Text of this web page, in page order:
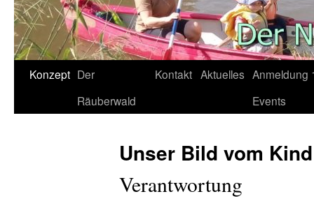
Konzept Der
Räuberwald
Kontakt Aktuelles Anmeldung
Events
Unser Bild vom Kind
Verantwortung